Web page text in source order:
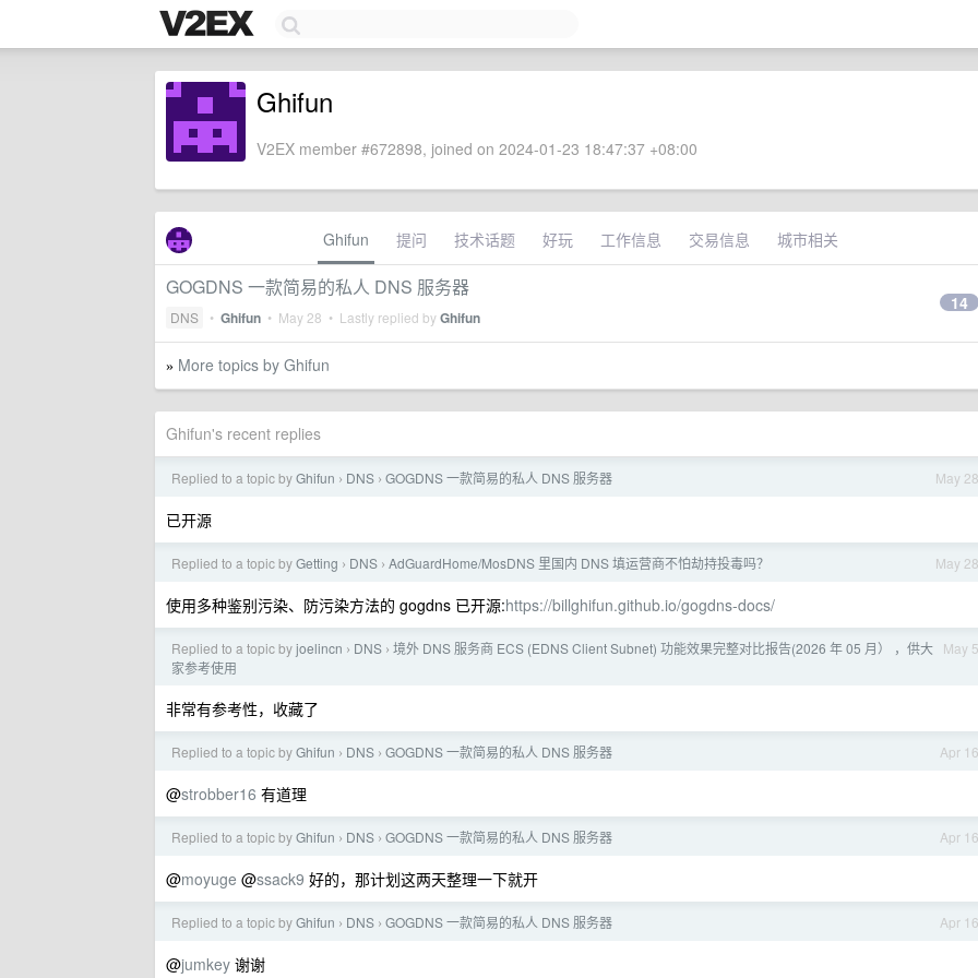
Ghifun
V2EX member #672898, joined on 2024-01-23 18:47:37 +08:00
Ghifun 提问 技术话题 好玩 工作信息 交易信息 城市相关
GOGDNS 一款简易的私人 DNS 服务器
DNS • Ghifun • May 28 • Lastly replied byGhifun
14
» More topics by Ghifun
Ghifun's recent replies
May 28
Replied to a topic byGhifun › DNS › GOGDNS 一款简易的私人 DNS 服务器
已开源
May 28
Replied to a topic byGetting › DNS › AdGuardHome/MosDNS 里国内 DNS 填运营商不怕劫持投毒吗？
使用多种鉴别污染、防污染方法的 gogdns 已开源:https://billghifun.github.io/gogdns-docs/
May 5
Replied to a topic byjoelincn › DNS › 境外 DNS 服务商 ECS (EDNS Client Subnet) 功能效果完整对比报告(2026 年 05 月） ，供大
家参考使用
非常有参考性，收藏了
Apr 16
Replied to a topic byGhifun › DNS › GOGDNS 一款简易的私人 DNS 服务器
@strobber16 有道理
Apr 16
Replied to a topic byGhifun › DNS › GOGDNS 一款简易的私人 DNS 服务器
@moyuge @ssack9 好的，那计划这两天整理一下就开
Apr 16
Replied to a topic byGhifun › DNS › GOGDNS 一款简易的私人 DNS 服务器
@jumkey 谢谢